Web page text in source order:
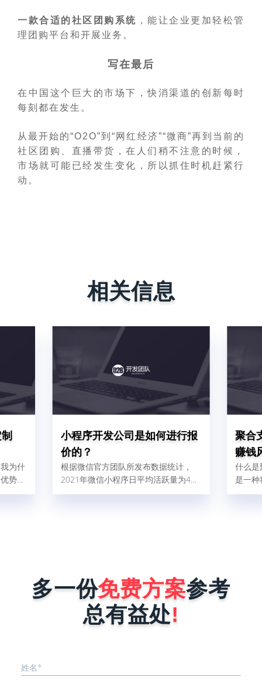
一款合适的社区团购系统 ，能让企业更加轻松管
理团购平台和开展业务。
写在最后
在中国这个巨大的市场下，快消渠道的创新每时
每刻都在发生。
从最开始的“O2O”到“网红经济”“微商”再到当前的
社区团购、直播带货，在人们稍不注意的时候，
市场就可能已经发生变化，所以抓住时机赶紧行
动。
相关信息
为什
势：
一个
小程序开发公司是如何进行报
价的？
根据微信官方团队所发布数据统计，
2021年微信小程序日平均活跃量为4、
5亿人，这比2020年增加了32%，由此
进行报价时，完全是按照企业小程序需
求来决定，具体报价影响因素有以下这
几点。1、小程序的功能确定不同行
聚合
赚钱
什么
是一
的支
多一份免费方案参考
总有益处!
姓名*